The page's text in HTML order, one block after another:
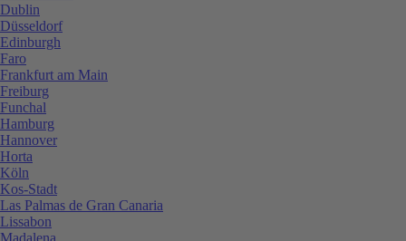
Dublin
Düsseldorf
Edinburgh
Faro
Frankfurt am Main
Freiburg
Funchal
Hamburg
Hannover
Horta
Köln
Kos-Stadt
Las Palmas de Gran Canaria
Lissabon
Madalena